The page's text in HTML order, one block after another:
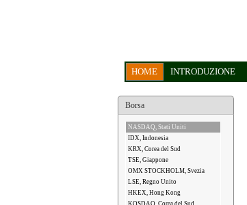
HOME INTRODUZIONE
Borsa
NASDAQ, Stati Uniti
IDX, Indonesia
KRX, Corea del Sud
TSE, Giappone
OMX STOCKHOLM, Svezia
LSE, Regno Unito
HKEX, Hong Kong
KOSDAQ, Corea del Sud